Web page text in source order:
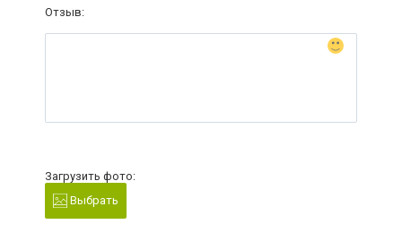
Отзыв:
Загрузить фото:
Выбрать